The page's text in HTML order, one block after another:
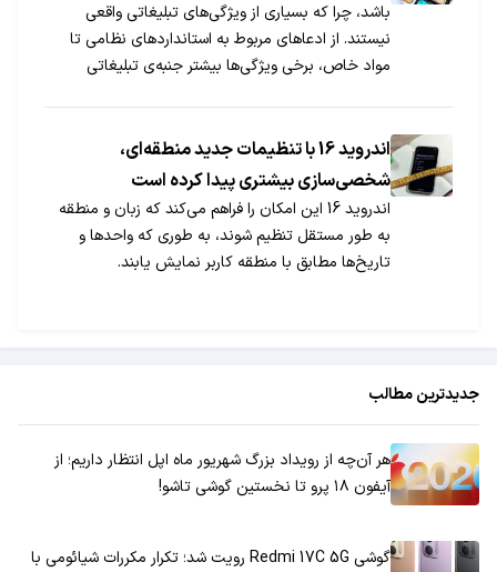
باشد، چرا که بسیاری از ویژگی‌های تبلیغاتی واقعی
نیستند. از ادعاهای مربوط به استانداردهای نظامی تا
مواد خاص، برخی ویژگی‌ها بیشتر جنبه‌ی تبلیغاتی
اندروید 16 با تنظیمات جدید منطقه‌ای،
شخصی‌سازی بیشتری پیدا کرده است
اندروید 16 این امکان را فراهم می‌کند که زبان و منطقه
به طور مستقل تنظیم شوند، به طوری که واحدها و
تاریخ‌ها مطابق با منطقه کاربر نمایش یابند.
جدیدترین مطالب
هر آن‌چه از رویداد بزرگ شهریور ماه اپل انتظار داریم؛ از
آیفون ۱۸ پرو تا نخستین گوشی تاشو!
گوشی Redmi 17C 5G رویت شد؛ تکرار مکررات شیائومی با